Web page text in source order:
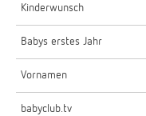
Kinderwunsch
Babys erstes Jahr
Vornamen
babyclub.tv